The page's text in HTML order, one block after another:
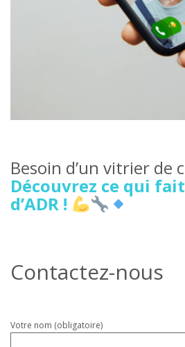
Besoin d’un vitrier de
Découvrez ce qui
d’ADR !
Contactez-nous
Veuillez
Votre nom (obligatoire)